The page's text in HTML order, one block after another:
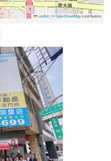
10-20 年
Leaflet|©OpenStreetMapcontributors